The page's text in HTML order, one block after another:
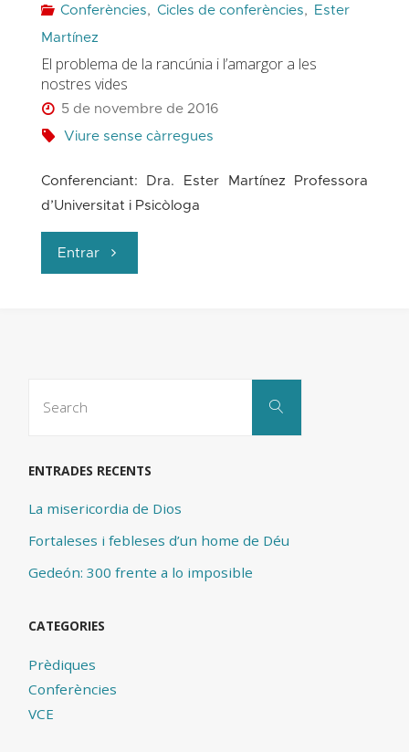
imatge
Déu
distorsionada"
Conferències, Cicles de conferències,
Ester
Martínez
El problema de la rancúnia i l’amargor a les
nostres vides
5 de novembre de 2016
Viure sense càrregues
Conferenciant: Dra. Ester Martínez Professora
d’Universitat i Psicòloga
Entrar"El
a
les
nostres
Search
ENTRADES RECENTS
La misericordia de Dios
Fortaleses i febleses d’un home de Déu
Gedeón: 300 frente a lo imposible
CATEGORIES
Prèdiques
Conferències
VCE